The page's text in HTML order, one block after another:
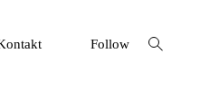
Follow
open
search